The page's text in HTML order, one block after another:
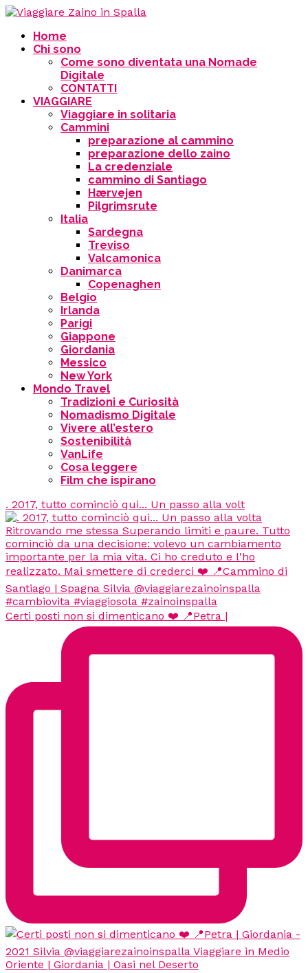
Home
Chi sono
Come sono diventata una Nomade
Digitale
CONTATTI
VIAGGIARE
Viaggiare in solitaria
Cammini
preparazione al cammino
preparazione dello zaino
La credenziale
cammino di Santiago
Hærvejen
Pilgrimsrute
Italia
Sardegna
Treviso
Valcamonica
Danimarca
Copenaghen
Belgio
Irlanda
Parigi
Giappone
Giordania
Messico
New York
Mondo Travel
Tradizioni e Curiosità
Nomadismo Digitale
Vivere all’estero
Sostenibilità
VanLife
Cosa leggere
Film che ispirano
. 2017, tutto cominciò qui... Un passo alla volt
Certi posti non si dimenticano ❤️ 📍Petra |